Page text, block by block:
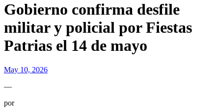
Gobierno confirma desfile
militar y policial por Fiestas
Patrias el 14 de mayo
May 10, 2026
—
por